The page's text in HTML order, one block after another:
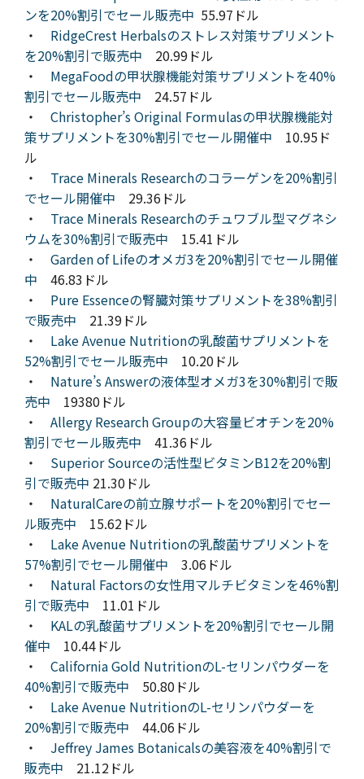
ンを20%割引でセール販売中 55.97ドル
・ RidgeCrest Herbalsのストレス対策サプリメント
を20%割引で販売中 20.99ドル
・ MegaFoodの甲状腺機能対策サプリメントを40%
割引でセール販売中 24.57ドル
・ Christopher’s Original Formulasの甲状腺機能対
策サプリメントを30%割引でセール開催中 10.95ド
ル
・ Trace Minerals Researchのコラーゲンを20%割引
でセール開催中 29.36ドル
・ Trace Minerals Researchのチュワブル型マグネシ
ウムを30%割引で販売中 15.41ドル
・ Garden of Lifeのオメガ3を20%割引でセール開催
中 46.83ドル
・ Pure Essenceの腎臓対策サプリメントを38%割引
で販売中 21.39ドル
・ Lake Avenue Nutritionの乳酸菌サプリメントを
52%割引でセール販売中 10.20ドル
・ Nature’s Answerの液体型オメガ3を30%割引で販
売中 19380ドル
・ Allergy Research Groupの大容量ビオチンを20%
割引でセール販売中 41.36ドル
・ Superior Sourceの活性型ビタミンB12を20%割
引で販売中 21.30ドル
・ NaturalCareの前立腺サポートを20%割引でセー
ル販売中 15.62ドル
・ Lake Avenue Nutritionの乳酸菌サプリメントを
57%割引でセール開催中 3.06ドル
・ Natural Factorsの女性用マルチビタミンを46%割
引で販売中 11.01ドル
・ KALの乳酸菌サプリメントを20%割引でセール開
催中 10.44ドル
・ California Gold NutritionのL-セリンパウダーを
40%割引で販売中 50.80ドル
・ Lake Avenue NutritionのL-セリンパウダーを
20%割引で販売中 44.06ドル
・ Jeffrey James Botanicalsの美容液を40%割引で
販売中 21.12ドル